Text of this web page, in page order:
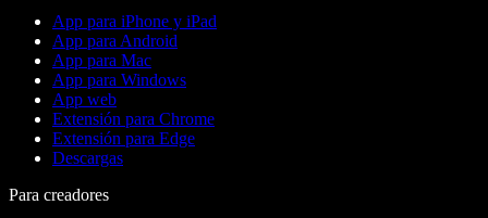
App para iPhone y iPad
App para Android
App para Mac
App para Windows
App web
Extensión para Chrome
Extensión para Edge
Descargas
Para creadores